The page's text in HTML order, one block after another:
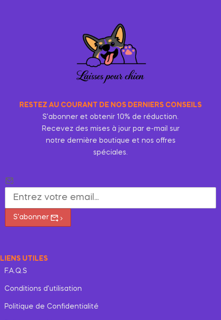
RESTEZ AU COURANT DE NOS DERNIERS CONSEILS
S’abonner et obtenir 10% de réduction.
Recevez des mises à jour par e-mail sur
notre dernière boutique et nos offres
spéciales.
S'abonner
LIENS UTILES
F.A.Q.S
Conditions d’utilisation
Politique de Confidentialité